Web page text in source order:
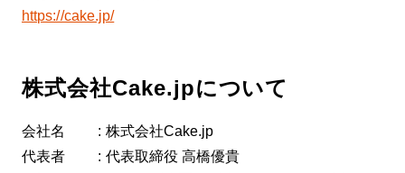
https://cake.jp/
株式会社Cake.jpについて
会社名 : 株式会社Cake.jp
代表者 : 代表取締役 高橋優貴